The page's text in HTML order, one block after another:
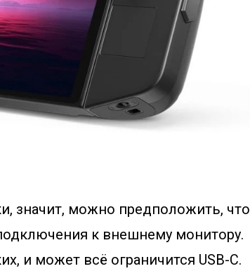
значит, можно предположить, что
к внешнему монитору.
и может всё ограничится USB-C.